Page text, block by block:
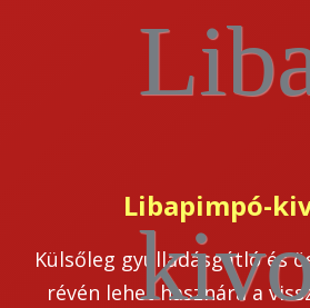
Libapimpó-
Külsőleg gyulladásgátló és
révén lehet hasznára a